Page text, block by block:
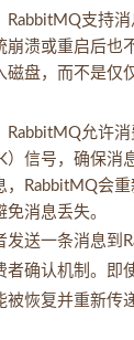
RabbitMQ支持
崩溃或重启后也
磁盘，而不是仅
RabbitMQ允许
）信号，确保消
，RabbitMQ会
消息丢失。
发送一条消息到
确认机制。即
被恢复并重新传